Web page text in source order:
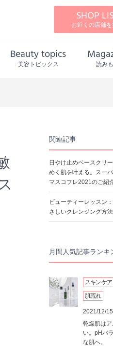
Beauty topics
美容トピックス 読み
SHOP
お近くの店舗を
関連記事
日やけ止めベースクリ
めく肌を叶える。スー
マスコフレ2021のご紹
ビューティーレッスン
さしいクレンジング方
月間人気記事ランキ
スキンケア
肌荒れ
2021/12/15
乾燥肌は
い。pHバ
な肌へ。